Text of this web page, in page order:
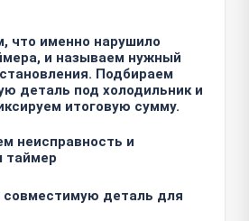
что именно нарушило
и называем нужный
Подбираем
деталь под холодильник и
итоговую сумму.
неисправность и
таймер
совместимую деталь для